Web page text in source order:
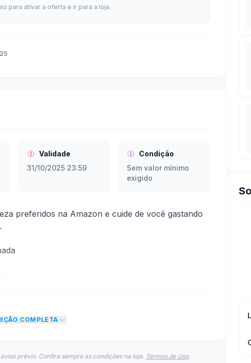
para ativar a oferta e ir para a loja.
Validade
31/10/2025 23:59
Condição
Sem valor mínimo
exigido
preferidos na Amazon e cuide de você gastando
de 5% no total do carrinho, não foram econtradas
esse cupom.
COMPLETA
prévio. Confira sempre as condições na loja. Termos de Uso.